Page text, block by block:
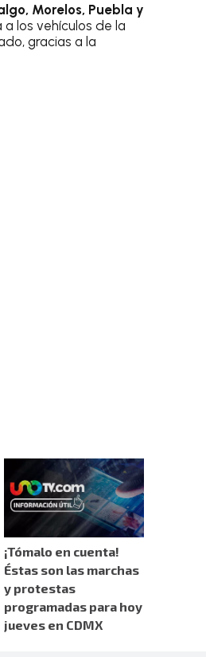
Morelos, Puebla y
los vehículos de la
gracias a la
¡Tómalo en cuenta!
Éstas son las marchas
y protestas
programadas para hoy
jueves en CDMX